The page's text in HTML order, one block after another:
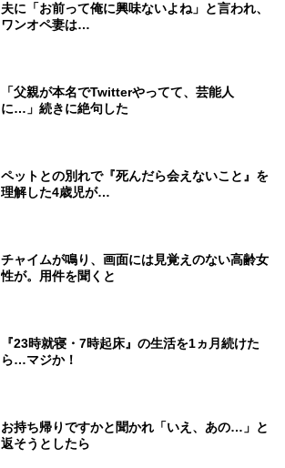
夫に「お前って俺に興味ないよね」と言われ、
ワンオペ妻は…
「父親が本名でTwitterやってて、芸能人
に…」続きに絶句した
ペットとの別れで『死んだら会えないこと』を
理解した4歳児が…
チャイムが鳴り、画面には見覚えのない高齢女
性が。用件を聞くと
『23時就寝・7時起床』の生活を1ヵ月続けた
ら…マジか！
お持ち帰りですかと聞かれ「いえ、あの…」と
返そうとしたら